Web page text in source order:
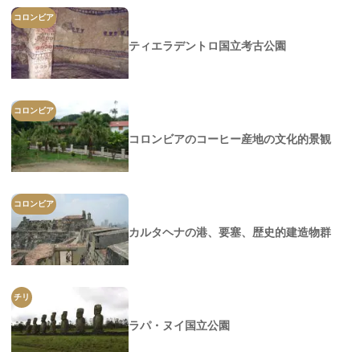
コロンビア
ティエラデントロ国立考古公園
コロンビア
コロンビアのコーヒー産地の文化的景観
コロンビア
カルタヘナの港、要塞、歴史的建造物群
チリ
ラパ・ヌイ国立公園